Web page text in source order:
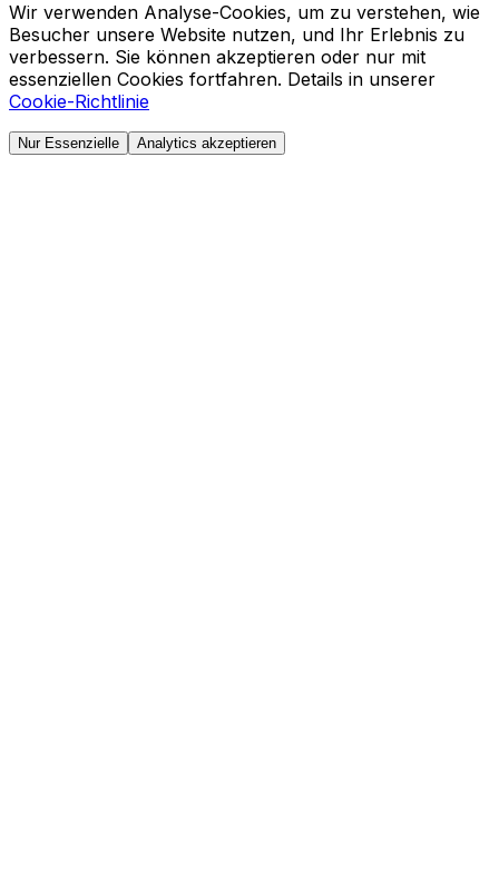
Wir verwenden Analyse-Cookies, um zu verstehen, wie
Besucher unsere Website nutzen, und Ihr Erlebnis zu
verbessern. Sie können akzeptieren oder nur mit
essenziellen Cookies fortfahren. Details in unserer
Cookie-Richtlinie
Nur Essenzielle Analytics akzeptieren